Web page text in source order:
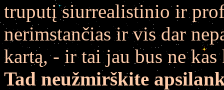
truputį siurrealistinio ir
nerimstančias ir vis dar
kartą, - ir tai jau bus ne
Tad neužmirškite